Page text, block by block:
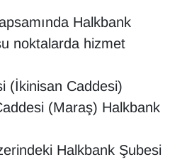
Halkbank
noktalarda hizmet
(İkinisan Caddesi)
(Maraş) Halkbank
Halkbank Şubesi